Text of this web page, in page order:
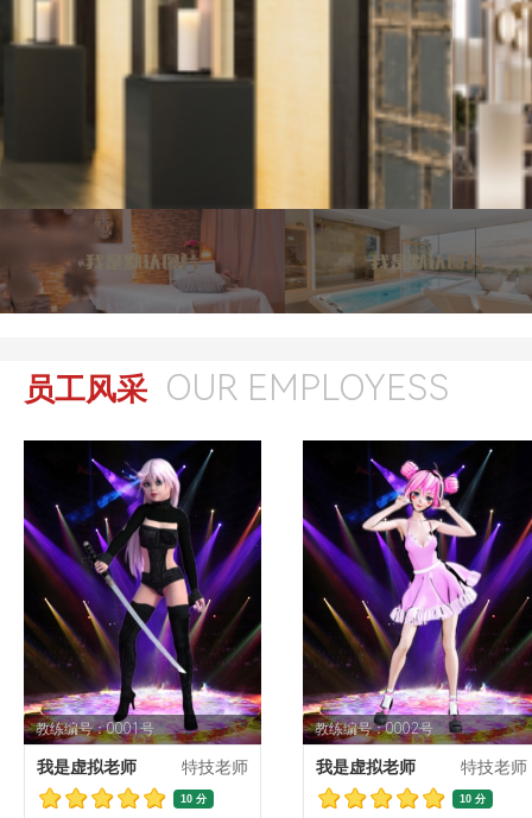
员工风采 OUR EMPLOYESS
教练编号：0001号
我是虚拟老师 特技老师
10 分
教练编号：0002号
我是虚拟老师 特技老师
10 分